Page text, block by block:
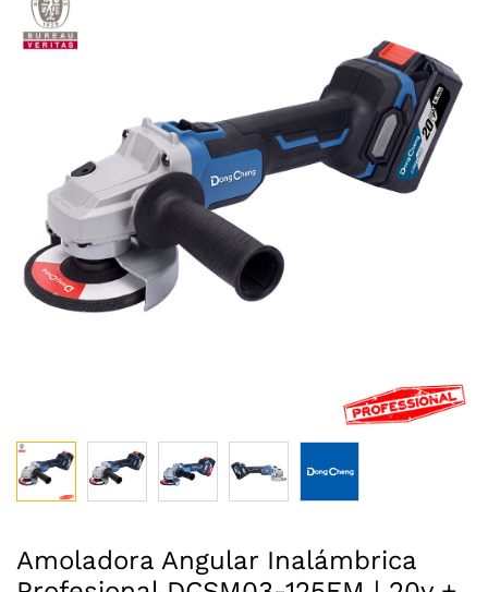
Amoladora Angular Inalámbrica